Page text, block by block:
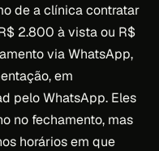
de a clínica contratar
2.800 à vista ou R$
via WhatsApp,
em
pelo WhatsApp. Eles
no fechamento, mas
horários em que